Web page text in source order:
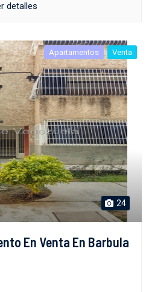
detalles
Apartamentos Venta
24
En Venta En Barbula